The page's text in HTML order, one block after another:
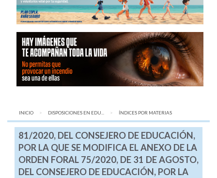
INICIO DISPOSICIONES EN EDU... AQUÍ:
ÍNDICES POR MATERIAS
81/2020, DEL CONSEJERO DE EDUCACIÓN,
POR LA QUE SE MODIFICA EL ANEXO DE LA
ORDEN FORAL 75/2020, DE 31 DE AGOSTO,
DEL CONSEJERO DE EDUCACIÓN, POR LA